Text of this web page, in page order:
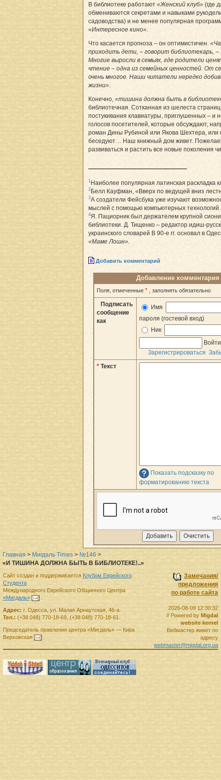
В библиотеке работают «Женский клуб» (где
обмениваются секретами и навыками
садоводства) и не менее популярная
«Интересное кино»
Что касается прогноза – он оптимистичен.
приходить дети, – говорит библиотекарь,
Многие выросли в семьях, где родители
чтение – одна из семейных ценностей. От
очень многое. Наши читатели нередко
жизни»
Конечно, «тишина должна быть в
библиотечная. Сотканная из шелеста
постукивания клавиатуры, приглушенных – и
голосов посетителей, которые обсуждают,
роман Дины Рубиной или Якова Шехтера, или
беседуют… Наш книжный дом живет.
развиваться и растить все новые поколения
1Наиболее популярная латинская раскладка
2Белл Кауфман, «Вверх по ведущей вниз
3А создатели Фейсбука уже изучают
мыслей с помощью компьютерных
4Я. Пациорник был держателем крупной
библиотеки. Д. Тищенко – редактор идиш-
украинского словарей В 90-е гг. основал в
«Маме Лошн»
Добавить комментарий
Добавление комментария
Поля, отмеченные * , заполнять обязательно
Подписать
сообщение
как
Имя
пароля (гостевой вход)
Ник
Зарегистрироваться
* Текст
Показать подсказку по
форматированию текста
Главная > Мигдаль Times > №146 >
«И ТИШИНА ДОЛЖНА БЫТЬ В БИБЛИОТЕКЕ!..»
Замечания/
предложения
по работе сайта
2026-08-09 12:30:32
// Powered by Migdal
website kernel
Вебмастер живет по
адресу
webmaster@migdal.org.ua
Сайт создан и поддерживается Клубом Еврейского
Студента
Международного Еврейского Общинного Центра
«Мигдаль»
.
Адрес: г. Одесса, ул. Малая Арнаутская, 46-а.
Тел.: (+38 048) 770-18-69, (+38 048) 770-18-61.
Председатель правленияцентра «Мигдаль»— Кира
Верховская
.